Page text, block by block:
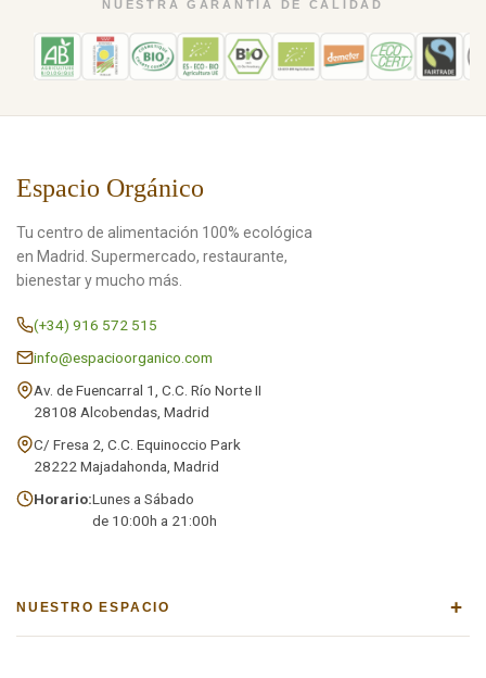
NUESTRA GARANTÍA DE CALIDAD
Espacio Orgánico
Tu centro de alimentación 100% ecológica
en Madrid. Supermercado, restaurante,
bienestar y mucho más.
(+34) 916 572 515
info@espacioorganico.com
Av. de Fuencarral 1, C.C. Río Norte II
28108 Alcobendas, Madrid
C/ Fresa 2, C.C. Equinoccio Park
28222 Majadahonda, Madrid
Horario:Lunes a Sábado
de 10:00h a 21:00h
NUESTRO ESPACIO +